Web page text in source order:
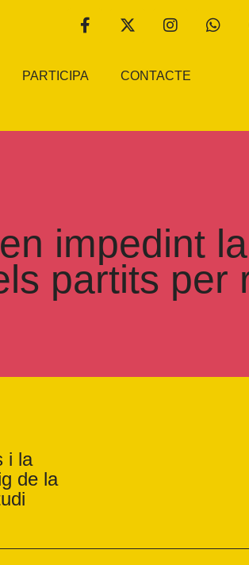
PARTICIPA CONTACTE
impedint la
partits per
i la
de la